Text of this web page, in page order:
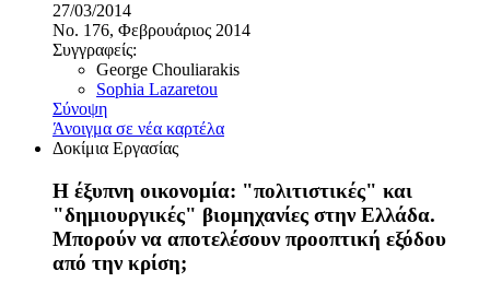
27/03/2014
No. 176, Φεβρουάριος 2014
Συγγραφείς:
George Chouliarakis
Sophia Lazaretou
Σύνοψη
Άνοιγμα σε νέα καρτέλα
Δοκίμια Εργασίας
Η έξυπνη οικονομία: "πολιτιστικές" και
"δημιουργικές" βιομηχανίες στην Ελλάδα.
Μπορούν να αποτελέσουν προοπτική εξόδου
από την κρίση;